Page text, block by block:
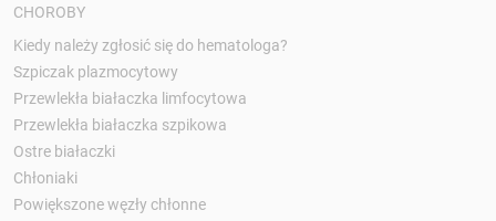
CHOROBY
Kiedy należy zgłosić się do hematologa?
Szpiczak plazmocytowy
Przewlekła białaczka limfocytowa
Przewlekła białaczka szpikowa
Ostre białaczki
Chłoniaki
Powiększone węzły chłonne